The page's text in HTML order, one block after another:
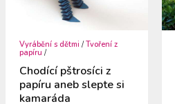
Vyrábění s dětmi /Tvoření z
papíru /
Chodící pštrosíci z
papíru aneb slepte si
kamaráda